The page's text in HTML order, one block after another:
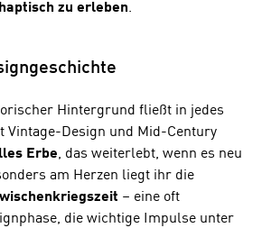
haptisch zu erleben.
Hintergrund fließt in jedes
Vintage-Design und Mid-Century
Erbe, das weiterlebt, wenn es neu
am Herzen liegt ihr die
– eine oft
die wichtige Impulse unter